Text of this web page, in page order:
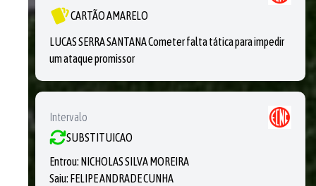
CARTÃO AMARELO
LUCAS SERRA SANTANA Cometer falta tática para impedir
um ataque promissor
Intervalo
SUBSTITUICAO
Entrou: NICHOLAS SILVA MOREIRA
Saiu: FELIPE ANDRADE CUNHA